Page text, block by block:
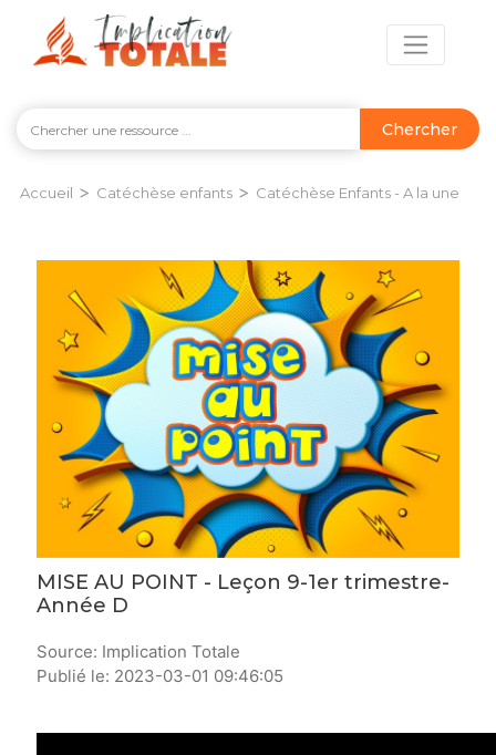
Chercher
Accueil > Catéchèse enfants > Catéchèse Enfants - A la une
MISE AU POINT - Leçon 9-1er trimestre-
Année D
Source: Implication Totale
Publié le: 2023-03-01 09:46:05